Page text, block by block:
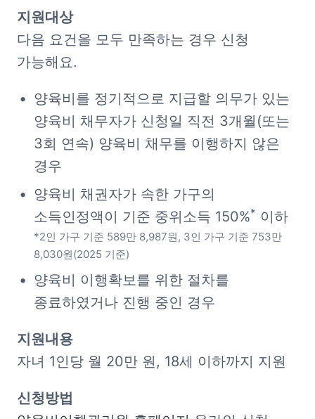
다음 요건을 모두 만족하는 경우 신청
가능해요.
양육비를 정기적으로 지급할 의무가 있는
양육비 채무자가 신청일 직전 3개월(또는
3회 연속) 양육비 채무를 이행하지 않은
경우
양육비 채권자가 속한 가구의
소득인정액이 기준 중위소득 150%*
*2인 가구 기준 589만 8,987원, 3인 가구 기준 753만
8,030원(2025 기준)
양육비 이행확보를 위한 절차를
종료하였거나 진행 중인 경우
자녀 1인당 월 20만 원, 18세 이하까지 지원